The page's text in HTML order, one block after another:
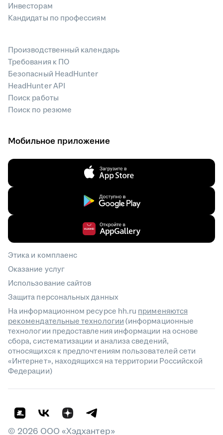
Инвесторам
Кандидаты по профессиям
Производственный календарь
Требования к ПО
Безопасный HeadHunter
HeadHunter API
Поиск работы
Поиск по резюме
Мобильное приложение
Этика и комплаенс
Оказание услуг
Использование сайтов
Защита персональных данных
На информационном ресурсе hh.ru применяются
рекомендательные технологии(информационные
технологии предоставления информации на основе
сбора, систематизации и анализа сведений,
относящихся к предпочтениям пользователей сети
«Интернет», находящихся на территории Российской
Федерации)
© 2026 ООО «Хэдхантер»